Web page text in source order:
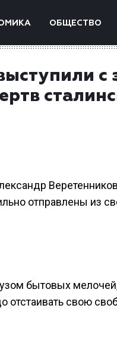
ОБЩЕСТВО
с
отправлены из
бытовых
отстаивать свою